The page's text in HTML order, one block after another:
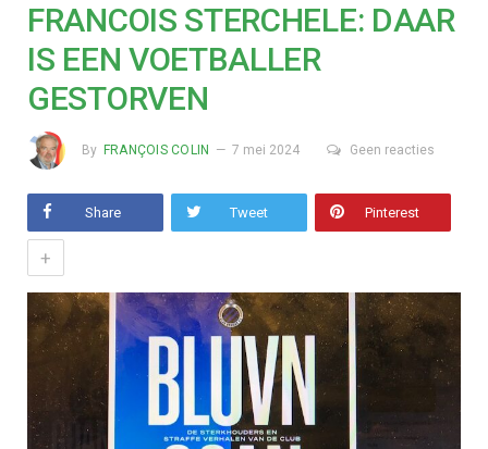
FRANCOIS STERCHELE: DAAR
IS EEN VOETBALLER
GESTORVEN
By FRANÇOIS COLIN 7 mei 2024 Geen reacties
Share Tweet Pinterest
+